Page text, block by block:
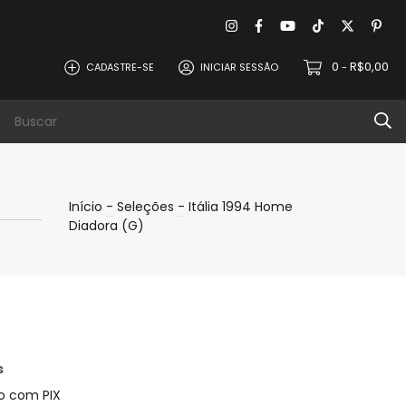
CADASTRE-SE INICIAR SESSÃO 0 - R$0,00
Início - Seleções - Itália 1994 Home
Diadora (G)
com PIX